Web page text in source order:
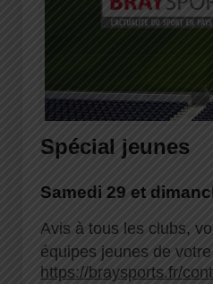
Spécial jeunes
Samedi 29 et
Avis à tous les clubs,
équipes jeunes de
https://braysports.fr/